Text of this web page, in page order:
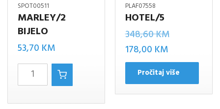
SPOT00511
MARLEY/2
BIJELO
53,70 KM
Marley/2
bijelo
količina
PLAF07558
HOTEL/5
348,60KMIzvorna
bila
je:
348,60 KM.
178,00 KMTrenutna
cijena
je:
178,00 KM.
Pročitaj više